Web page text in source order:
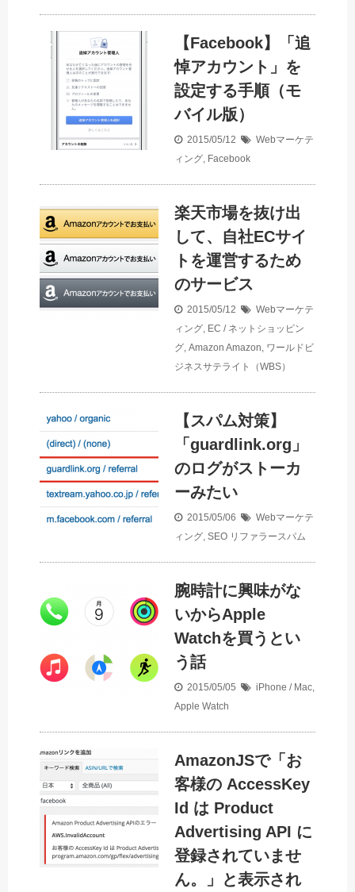
【Facebook】「追
悼アカウント」を
設定する手順（モ
バイル版）
2015/05/12
Webマーケテ
ィング Facebook
楽天市場を抜け出
して、自社ECサイ
トを運営するため
のサービス
2015/05/12
Webマーケテ
ィング EC / ネットショッピン
グ Amazon Amazon ワールドビ
ジネスサテライト（WBS）
【スパム対策】
「guardlink.org」
のログがストーカ
ーみたい
2015/05/06
Webマーケテ
ィング SEO リファラースパム
腕時計に興味がな
いからApple
Watchを買うとい
う話
2015/05/05 iPhone / Mac
Apple Watch
AmazonJSで「お
客様の AccessKey
Id は Product
Advertising API に
登録されていませ
ん。」と表示され